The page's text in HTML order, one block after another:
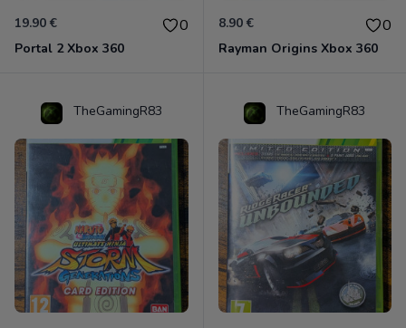
19.90 € 0
Portal 2 Xbox 360
8.90 € 0
Rayman Origins Xbox 360
TheGamingR83 TheGamingR83